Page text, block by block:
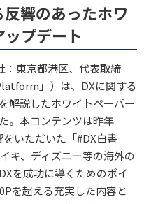
響のあったホワ
プデート
東京都港区、代表取締
」）は、DXに関する
解説したホワイトペーパー
。本コンテンツは昨年
いただいた「#DX白書
キ、ディズニー等の海外の
を成功に導くためのポイ
を超える充実した内容と